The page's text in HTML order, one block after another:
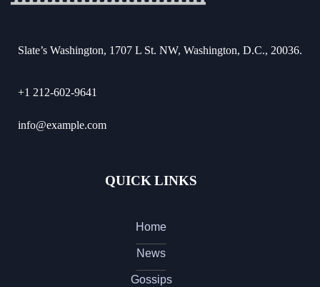
Slate’s Washington, 1707 L St. NW, Washington, D.C., 20036.
+1 212-602-9641
info@example.com
QUICK LINKS
Home
News
Gossips